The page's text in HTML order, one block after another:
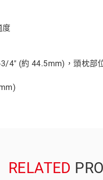
度
4" (約 44.5mm)，頭枕部
RELATED